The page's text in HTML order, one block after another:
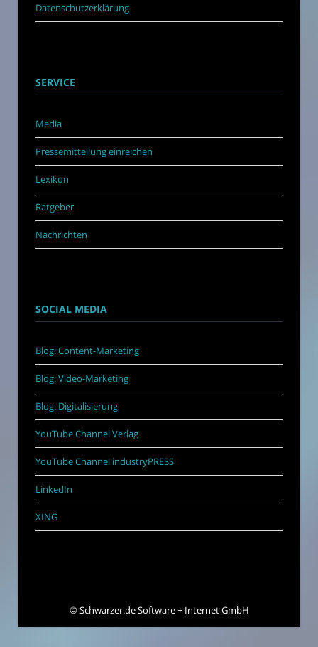
Datenschutzerklärung
SERVICE
Media
Pressemitteilung einreichen
Lexikon
Ratgeber
Nachrichten
SOCIAL MEDIA
Blog: Content-Marketing
Blog: Video-Marketing
Blog: Digitalisierung
YouTube Channel Verlag
YouTube Channel industryPRESS
LinkedIn
XING
©Schwarzer.de Software + Internet GmbH